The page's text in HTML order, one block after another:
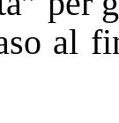
al